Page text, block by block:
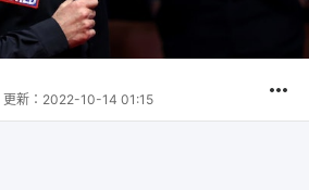
更新： 2022-10-14 01:15